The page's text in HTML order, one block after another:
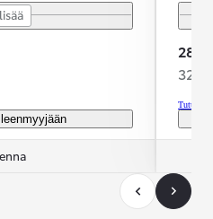
28
Tutustu